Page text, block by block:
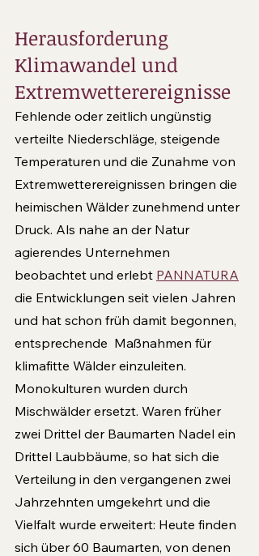
Herausforderung
Klimawandel und
Extremwetterereignisse
Fehlende oder zeitlich ungünstig
verteilte Niederschläge, steigende
Temperaturen und die Zunahme von
Extremwetterereignissen bringen die
heimischen Wälder zunehmend unter
Druck. Als nahe an der Natur
agierendes Unternehmen
beobachtet und erlebt PANNATURA
die Entwicklungen seit vielen Jahren
und hat schon früh damit begonnen,
entsprechende  Maßnahmen für
klimafitte Wälder einzuleiten.
Monokulturen wurden durch
Mischwälder ersetzt. Waren früher
zwei Drittel der Baumarten Nadel ein
Drittel Laubbäume, so hat sich die
Verteilung in den vergangenen zwei
Jahrzehnten umgekehrt und die
Vielfalt wurde erweitert: Heute finden
sich über 60 Baumarten, von denen